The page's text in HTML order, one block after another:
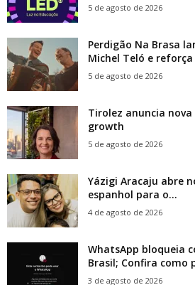
5 de agosto de 2026
Perdigão Na Brasa
Michel Teló e
5 de agosto de 2026
Tirolez anuncia
growth
5 de agosto de 2026
Yázigi Aracaju abre
espanhol para o...
4 de agosto de 2026
WhatsApp bloqueia
Brasil; Confira como
3 de agosto de 2026